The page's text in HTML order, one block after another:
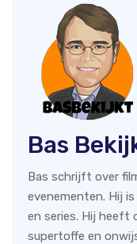
Bas
Bas schrijft over
evenementen. Hij
en series. Hij heeft
supertoffe en